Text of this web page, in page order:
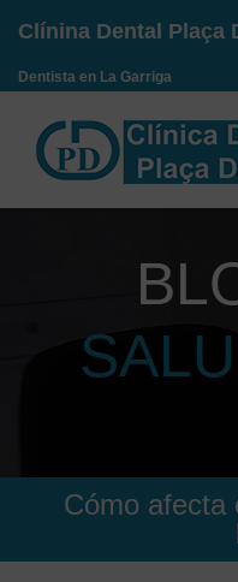
Saltar
Clínina Dental Plaça
Dentista en La Garriga
Cómo afecta